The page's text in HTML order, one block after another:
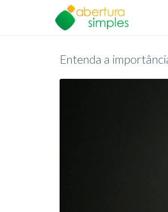
Entenda a